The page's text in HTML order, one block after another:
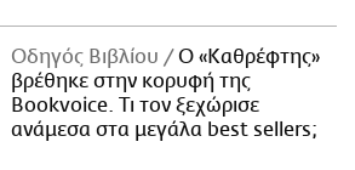
Οδηγός Βιβλίου
Ο «Καθρέφτης»
βρέθηκε στην κορυφή της
Bookvoice. Τι τον ξεχώρισε
ανάμεσα στα μεγάλα best sellers;